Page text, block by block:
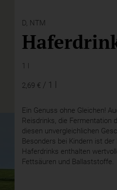
D, NTM
1 l
2,69 € / 1 l
Ein Genuss ohne Gleichen!
Reisdrinks, die Fermentation
diesen unvergleichlichen
Besonders bei Kindern ist
Haferdrinks enthalten
Fettsäuren und Ballaststoffe.